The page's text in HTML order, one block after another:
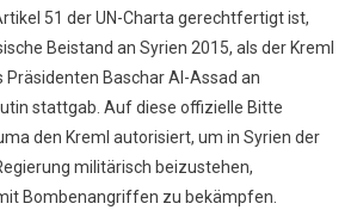
51 der UN-Charta gerechtfertigt ist,
Beistand an Syrien 2015, als der Kreml
Präsidenten Baschar Al-Assad an
stattgab. Auf diese offizielle Bitte
den Kreml autorisiert, um in Syrien der
militärisch beizustehen,
Bombenangriffen zu bekämpfen.